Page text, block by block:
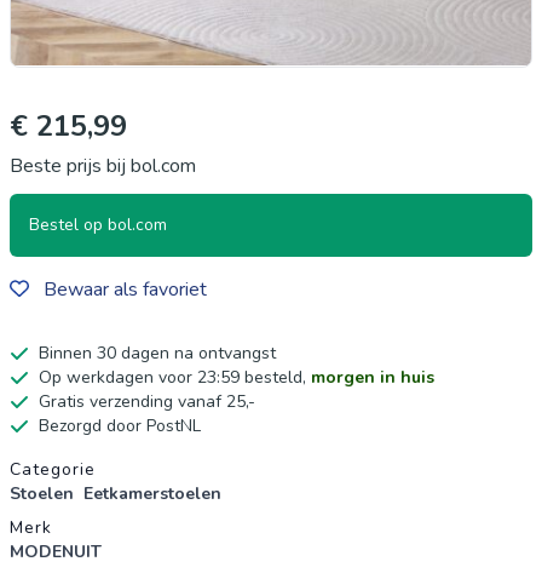
€ 215,99
Beste prijs bij bol.com
Bestel op bol.com
Bewaar als favoriet
Binnen 30 dagen na ontvangst
Op werkdagen voor 23:59 besteld, morgen in huis
Gratis verzending vanaf 25,-
Bezorgd door PostNL
Productgegevens
Categorie
Stoelen Eetkamerstoelen
Merk
MODENUIT